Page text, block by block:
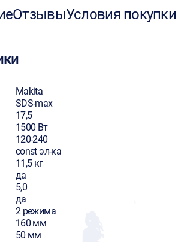
ОтзывыУсловия покупки
Makita
SDS-max
17,5
1500 Вт
120-240
const эл-ка
11,5 кг
да
5,0
да
2 режима
160 мм
50 мм